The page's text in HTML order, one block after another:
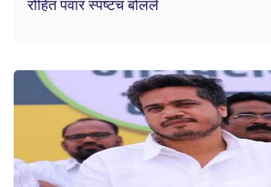
रोहित पवार स्पष्टच बोलले